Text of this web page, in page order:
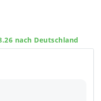
nach Deutschland